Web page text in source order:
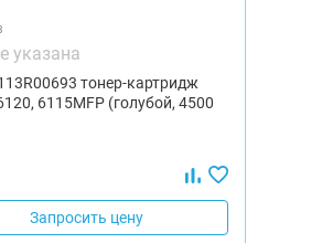
указана
тонер-картридж
6115MFP (голубой, 4500
Запросить цену